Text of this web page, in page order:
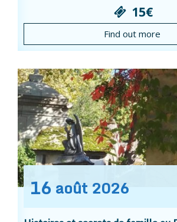
15€
Find out more
16 août 2026